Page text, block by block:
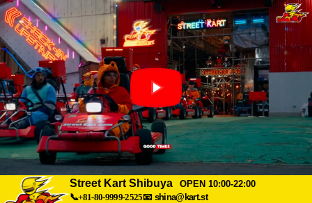
Street Kart Shibuya
OPEN 10:00-22:00
📞+81-80-9999-2525📧 shina@kart.st